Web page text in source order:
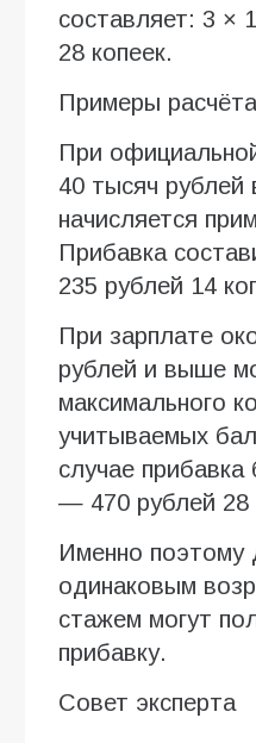
составляет: 3 ×
28 копеек.
Примеры расчёта
При
40 тысяч рублей
начисляется
Прибавка
235 рублей 14
При зарплате
рублей и выше
максимального
учитываемых
случае прибавка
— 470 рублей 28
Именно поэтому
одинаковым
стажем могут
прибавку.
Совет эксперта